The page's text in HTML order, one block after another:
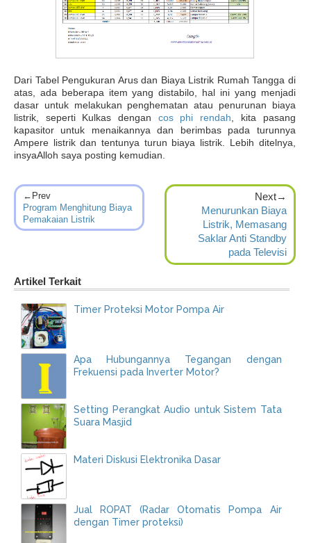
Dari Tabel Pengukuran Arus dan Biaya Listrik Rumah Tangga di
atas, ada beberapa item yang distabilo, hal ini yang menjadi
dasar untuk melakukan penghematan atau penurunan biaya
listrik, seperti Kulkas dengan cos phi rendah, kita pasang
kapasitor untuk menaikannya dan berimbas pada turunnya
Ampere listrik dan tentunya turun biaya listrik. Lebih ditelnya,
insyaAlloh saya posting kemudian.
Next→
Menurunkan Biaya
Listrik, Memasang
Saklar Anti Standby
pada Televisi
←Prev
Program Menghitung Biaya
Pemakaian Listrik
Artikel Terkait
Timer Proteksi Motor Pompa Air
Apa Hubungannya Tegangan dengan
Frekuensi pada Inverter Motor?
Setting Perangkat Audio untuk Sistem Tata
Suara Masjid
Materi Diskusi Elektronika Dasar
Jual ROPAT (Radar Otomatis Pompa Air
dengan Timer proteksi)